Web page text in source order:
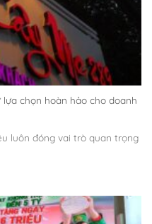
chọn hoàn hảo cho doanh
luôn đóng vai trò quan trọng